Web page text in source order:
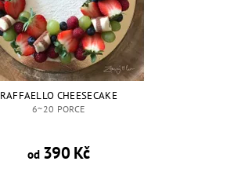
RAFFAELLO CHEESECAKE
6~20 PORCE
od390 Kč